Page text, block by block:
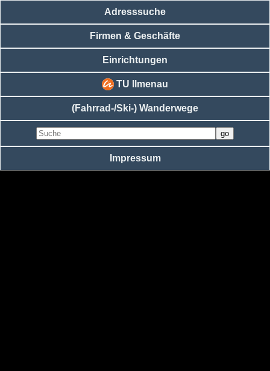
Adresssuche
Firmen & Geschäfte
Einrichtungen
TU Ilmenau
(Fahrrad-/Ski-) Wanderwege
Impressum